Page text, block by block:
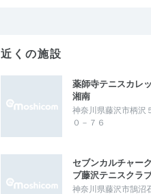
近くの施設
薬師寺テニスカレ
湘南
神奈川県藤沢市柄沢
０－７６
セブンカルチャー
ブ藤沢テニスクラ
神奈川県藤沢市鵠沼